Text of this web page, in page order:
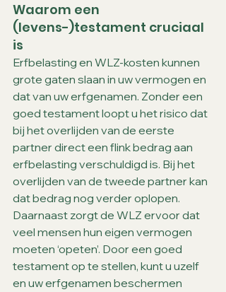
Waarom een
(levens-)testament cruciaal
is
Erfbelasting en WLZ-kosten kunnen
grote gaten slaan in uw vermogen en
dat van uw erfgenamen. Zonder een
goed testament loopt u het risico dat
bij het overlijden van de eerste
partner direct een flink bedrag aan
erfbelasting verschuldigd is. Bij het
overlijden van de tweede partner kan
dat bedrag nog verder oplopen.
Daarnaast zorgt de WLZ ervoor dat
veel mensen hun eigen vermogen
moeten ‘opeten’. Door een goed
testament op te stellen, kunt u uzelf
en uw erfgenamen beschermen